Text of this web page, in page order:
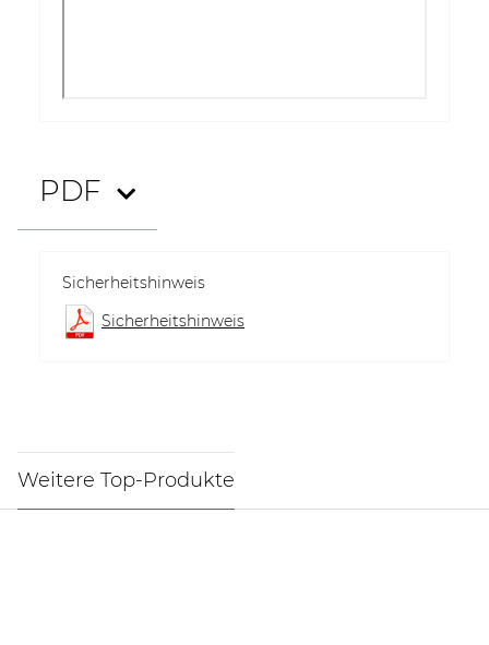
PDF
Sicherheitshinweis
Sicherheitshinweis
Weitere Top-Produkte